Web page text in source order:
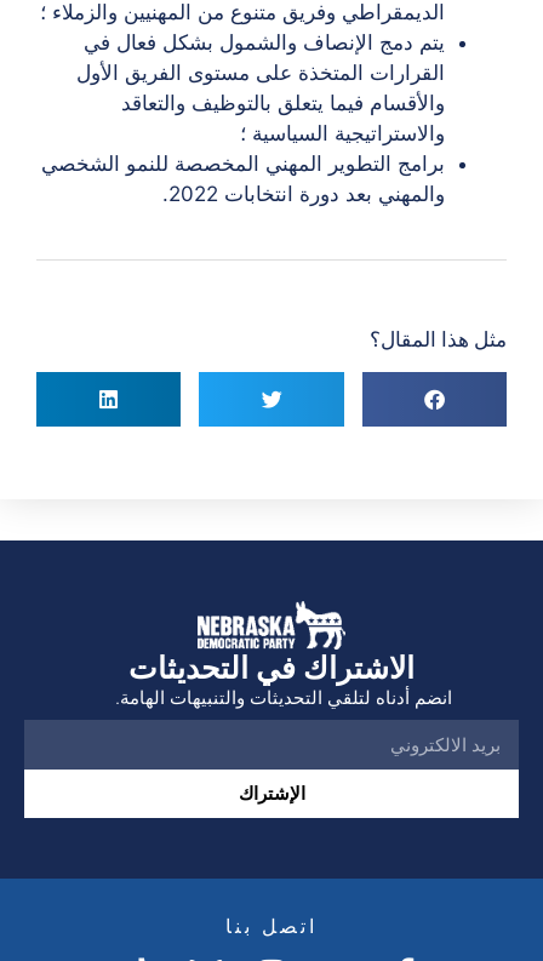
الديمقراطي وفريق متنوع من المهنيين والزملاء ؛
يتم دمج الإنصاف والشمول بشكل فعال في
القرارات المتخذة على مستوى الفريق الأول
والأقسام فيما يتعلق بالتوظيف والتعاقد
والاستراتيجية السياسية ؛
برامج التطوير المهني المخصصة للنمو الشخصي
والمهني بعد دورة انتخابات 2022.
مثل هذا المقال؟
الاشتراك في التحديثات
انضم أدناه لتلقي التحديثات والتنبيهات الهامة.
الإشتراك
اتصل بنا